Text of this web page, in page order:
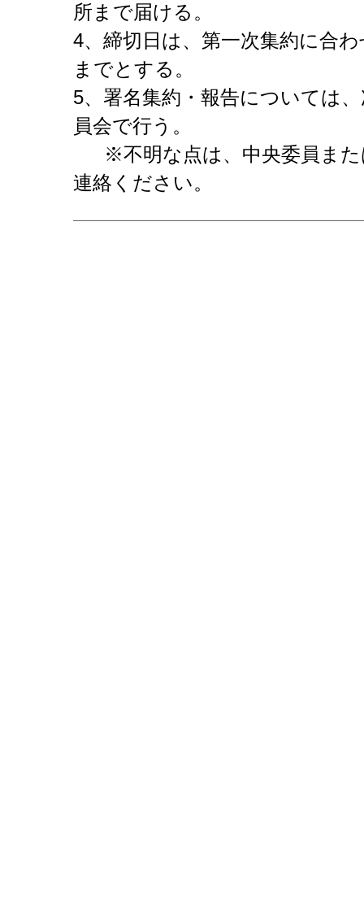
所まで届ける。
4、締切日は、第一次集約に合
までとする。
5、署名集約・報告については
員会で行う。
※不明な点は、中央委員また
連絡ください。